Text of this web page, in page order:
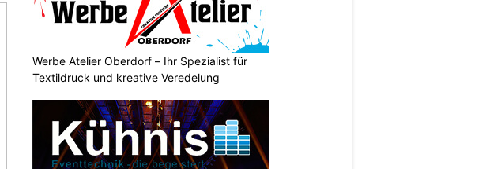
Werbe Atelier Oberdorf – Ihr Spezialist für
Textildruck und kreative Veredelung